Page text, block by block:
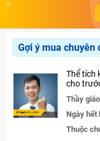
Gợi ý mua chuyên
Thể tích
cho
Thầy
Ngày hết
Thuộc